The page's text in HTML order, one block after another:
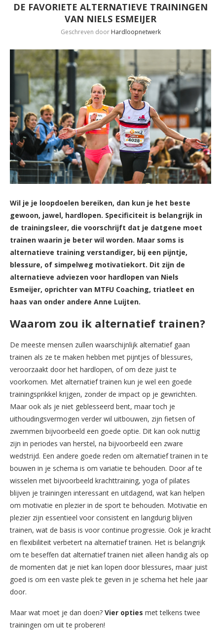
DE FAVORIETE ALTERNATIEVE TRAININGEN
VAN NIELS ESMEIJER
Geschreven door Hardloopnetwerk
Wil je je loopdoelen bereiken, dan kun je het beste
gewoon, jawel, hardlopen. Specificiteit is belangrijk in
de trainingsleer, die voorschrijft dat je datgene moet
trainen waarin je beter wil worden. Maar soms is
alternatieve training verstandiger, bij een pijntje,
blessure, of simpelweg motivatiekort. Dit zijn de
alternatieve adviezen voor hardlopen van Niels
Esmeijer, oprichter van MTFU Coaching, triatleet en
haas van onder andere Anne Luijten.
Waarom zou ik alternatief trainen?
De meeste mensen zullen waarschijnlijk alternatief gaan
trainen als ze te maken hebben met pijntjes of blessures,
veroorzaakt door het hardlopen, of om deze juist te
voorkomen. Met alternatief trainen kun je wel een goede
trainingsprikkel krijgen, zonder de impact op je gewrichten.
Maar ook als je niet geblesseerd bent, maar toch je
uithoudingsvermogen verder wil uitbouwen, zijn fietsen of
zwemmen bijvoorbeeld een goede optie. Dit kan ook nuttig
zijn in periodes van herstel, na bijvoorbeeld een zware
wedstrijd. Een andere goede reden om alternatief trainen in te
bouwen in je schema is om variatie te behouden. Door af te
wisselen met bijvoorbeeld krachttraining, yoga of pilates
blijven je trainingen interessant en uitdagend, wat kan helpen
om motivatie en plezier in de sport te behouden. Motivatie en
plezier zijn essentieel voor consistent en langdurig blijven
trainen, wat de basis is voor continue progressie. Ook je kracht
en flexibiliteit verbetert na alternatief trainen. Het is belangrijk
om te beseffen dat alternatief trainen niet alleen handig als op
de momenten dat je niet kan lopen door blessures, maar juist
goed is om een vaste plek te geven in je schema het hele jaar
door.
Maar wat moet je dan doen? Vier opties met telkens twee
trainingen om uit te proberen!